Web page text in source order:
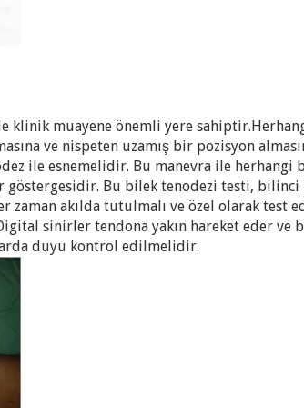
klinik muayene önemli yere
ve nispeten uzamış bir pozisyon
ile esnemelidir. Bu manevra ile
göstergesidir. Bu bilek tenodezi testi,
zaman akılda tutulmalı ve özel olarak
sinirler tendona yakın hareket eder
duyu kontrol edilmelidir.